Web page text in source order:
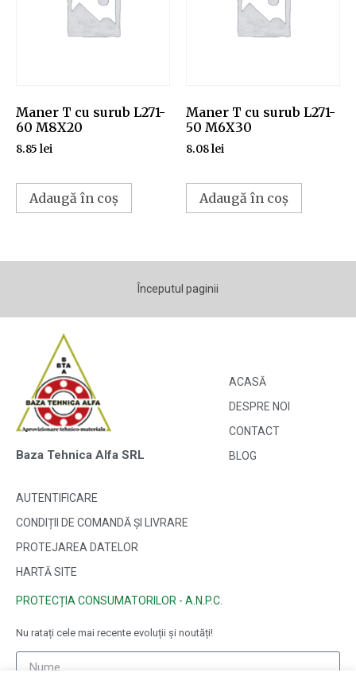
Maner T cu surub L271-
60 M8X20
8.85 lei
Adaugă în coș
Maner T cu surub L271-
50 M6X30
8.08lei
Adaugă în coș
Începutul paginii
Baza Tehnica Alfa SRL
ACASĂ
DESPRE NOI
CONTACT
BLOG
AUTENTIFICARE
CONDIȚII DE COMANDĂ ȘI LIVRARE
PROTEJAREA DATELOR
HARTĂ SITE
PROTECȚIA CONSUMATORILOR - A.N.P.C.
Nu ratați cele mai recente evoluții și noutăți!